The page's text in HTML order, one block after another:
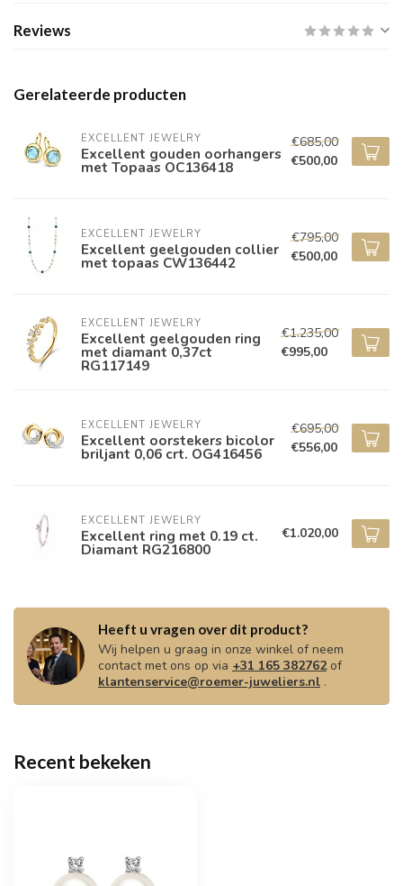
Reviews
Gerelateerde producten
EXCELLENT JEWELRY
Excellent gouden oorhangers
met Topaas OC136418
€685,00
€500,00
EXCELLENT JEWELRY
Excellent geelgouden collier
met topaas CW136442
€795,00
€500,00
EXCELLENT JEWELRY
Excellent geelgouden ring
met diamant 0,37ct
RG117149
€1.235,00
€995,00
EXCELLENT JEWELRY
Excellent oorstekers bicolor
briljant 0,06 crt. OG416456
€695,00
€556,00
EXCELLENT JEWELRY
Excellent ring met 0.19 ct.
Diamant RG216800
€1.020,00
Heeft u vragen over dit product?
Wij helpen u graag in onze winkel of neem
contact met ons op via +31 165 382762of
klantenservice@roemer-juweliers.nl .
Recent bekeken